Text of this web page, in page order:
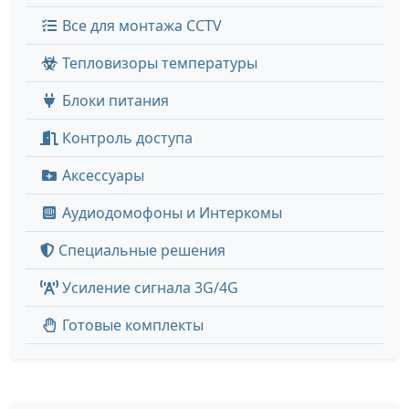
Все для монтажа CCTV
Тепловизоры температуры
Блоки питания
Контроль доступа
Аксессуары
Аудиодомофоны и Интеркомы
Специальные решения
Усиление сигнала 3G/4G
Готовые комплекты